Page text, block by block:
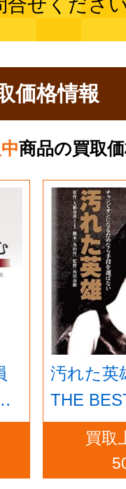
合せくださ
価格情報
商品の買取
汚れた英
THE
買取